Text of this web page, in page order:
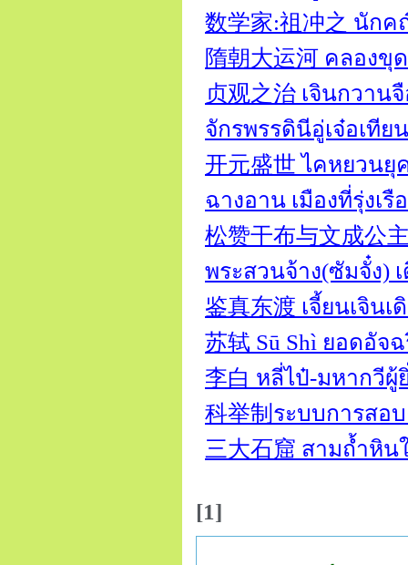
数学家:祖冲之 นัก
隋朝大运河 คลอง
贞观之治 เจินกวาน
จักรพรรดินีอู่เจ๋อเทีย
开元盛世 ไคหยวนยุ
ฉางอาน เมืองที่รุ่งเรื
松赞干布与文成公
พระสวนจ้าง(ซัมจั๋ง)
鉴真东渡 เจี้ยนเจิน
苏轼 Sū Shì ยอดอัจ
李白 หลี่ไป๋-มหากวี
科举制ระบบการสอ
三大石窟 สามถ้ำหิ
[1]